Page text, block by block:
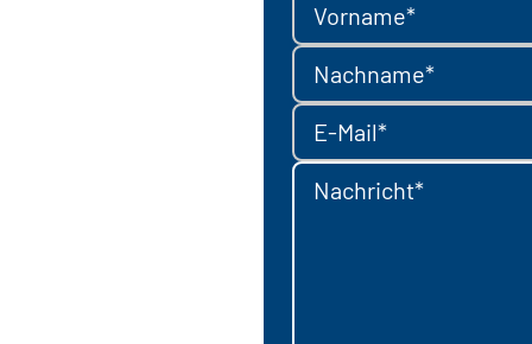
Vorname*
Nachname*
E-Mail*
Nachricht*